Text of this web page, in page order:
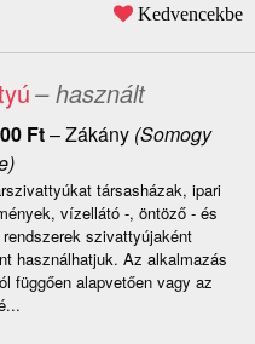
Kedvencekbe
– használt
Ft–Zákány(Somogy
társasházak, ipari
vízellátó -, öntöző - és
szivattyújaként
használhatjuk. Az alkalmazás
függően alapvetően vagy az